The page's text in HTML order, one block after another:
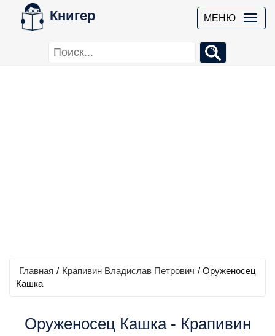
Книгер МЕНЮ
Главная / Крапивин Владислав Петрович / Оруженосец
Кашка
Оруженосец Кашка - Крапивин